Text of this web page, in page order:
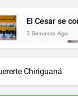
consagra como
Elvia
Lluvia
2 Años
Noguera un
Chiriguaná